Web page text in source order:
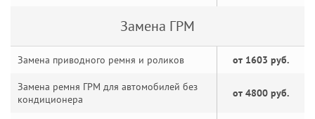
Замена ГРМ
Замена приводного ремня и роликов от 1603 руб.
Замена ремня ГРМ для автомобилей без
кондиционера
от 4800 руб.